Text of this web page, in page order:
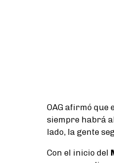
OAG afirmó que
siempre habrá
lado, la gente
Con el inicio del